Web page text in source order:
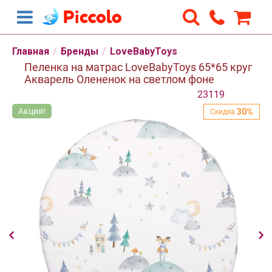
Главная / Бренды / LoveBabyToys
Пеленка на матрас LoveBabyToys 65*65 круг
Акварель Олененок на светлом фоне
Скидка
23119
Акция! Скидка 30%